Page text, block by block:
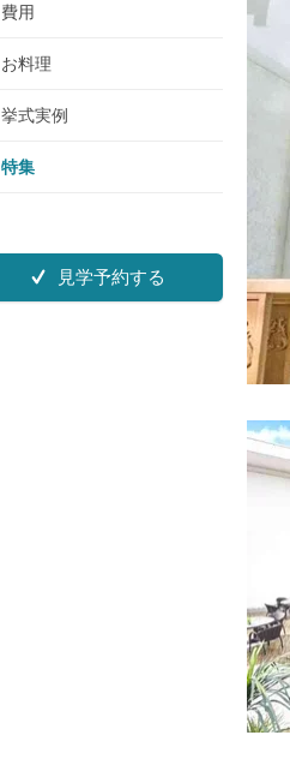
費用
お料理
挙式実例
特集
見学予約する